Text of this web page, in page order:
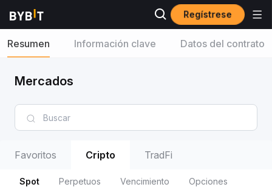
Regístrese
Resumen Información clave Datos del contrato
Mercados
Favoritos Cripto TradFi
Spot Perpetuos Vencimiento Opciones